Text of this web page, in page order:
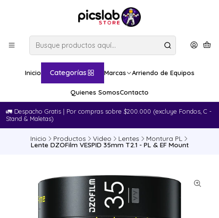
Inicio Categorías Marcas Arriendo de Equipos
Quienes SomosContacto
🚛​ Despacho Gratis | Por compras sobre $200.000 (excluye Fondos, C -
Stand & Maletas)
Inicio Productos Video Lentes Montura PL
Lente DZOFilm VESPID 35mm T2.1 - PL & EF Mount